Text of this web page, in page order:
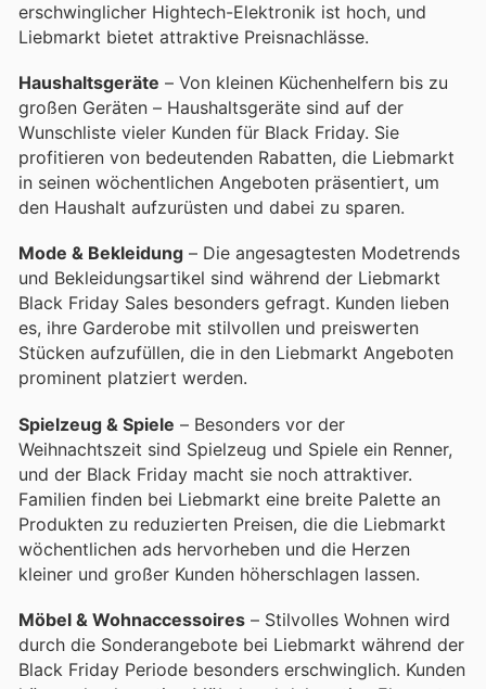
erschwinglicher Hightech-Elektronik ist hoch, und
Liebmarkt bietet attraktive Preisnachlässe.
Haushaltsgeräte – Von kleinen Küchenhelfern bis zu
großen Geräten – Haushaltsgeräte sind auf der
Wunschliste vieler Kunden für Black Friday. Sie
profitieren von bedeutenden Rabatten, die Liebmarkt
in seinen wöchentlichen Angeboten präsentiert, um
den Haushalt aufzurüsten und dabei zu sparen.
Mode & Bekleidung – Die angesagtesten Modetrends
und Bekleidungsartikel sind während der Liebmarkt
Black Friday Sales besonders gefragt. Kunden lieben
es, ihre Garderobe mit stilvollen und preiswerten
Stücken aufzufüllen, die in den Liebmarkt Angeboten
prominent platziert werden.
Spielzeug & Spiele – Besonders vor der
Weihnachtszeit sind Spielzeug und Spiele ein Renner,
und der Black Friday macht sie noch attraktiver.
Familien finden bei Liebmarkt eine breite Palette an
Produkten zu reduzierten Preisen, die die Liebmarkt
wöchentlichen ads hervorheben und die Herzen
kleiner und großer Kunden höherschlagen lassen.
Möbel & Wohnaccessoires – Stilvolles Wohnen wird
durch die Sonderangebote bei Liebmarkt während der
Black Friday Periode besonders erschwinglich. Kunden